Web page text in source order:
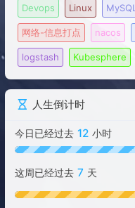
Devops Linux MySQL
网络-信息打点 nacos
logstash Kubesphere
人生倒计时
今日已经过去 12 小时
这周已经过去 7 天